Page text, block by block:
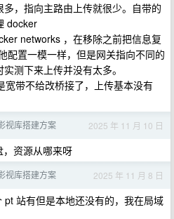
，指向主路由上传就很少。自带的
docker
networks ，在移除之前把信息复
配置一模一样，但是网关指向不同的
测下来上传并没有太多。
带不给改桥接了，上传基本没有
视库搭建方案 2025 年 11 月 10 日
资源从哪来呀
视库搭建方案 2025 年 11 月 8 日
pt 站有但是本地还没有的，我在局域